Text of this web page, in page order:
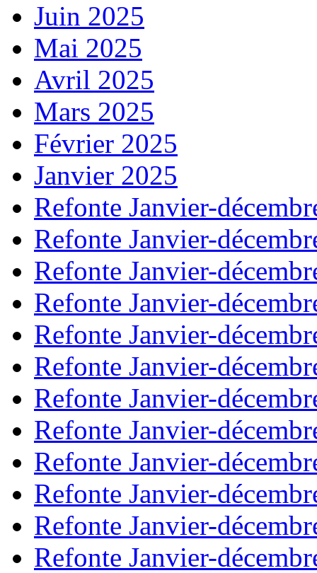
Juin 2025
Mai 2025
Avril 2025
Mars 2025
Février 2025
Janvier 2025
Refonte Janvier-
Refonte Janvier-
Refonte Janvier-
Refonte Janvier-
Refonte Janvier-
Refonte Janvier-
Refonte Janvier-
Refonte Janvier-
Refonte Janvier-
Refonte Janvier-
Refonte Janvier-
Refonte Janvier-